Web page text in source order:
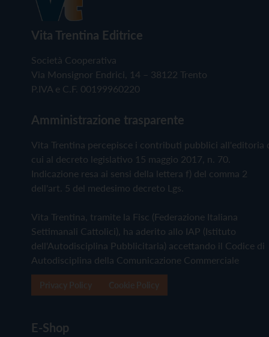
Vita Trentina Editrice
Società Cooperativa
Via Monsignor Endrici, 14 – 38122 Trento
P.IVA e C.F. 00199960220
Amministrazione trasparente
Vita Trentina percepisce i contributi pubblici all'editoria
cui al decreto legislativo 15 maggio 2017, n. 70.
Indicazione resa ai sensi della lettera f) del comma 2
dell'art. 5 del medesimo decreto Lgs.
Vita Trentina, tramite la Fisc (Federazione Italiana
Settimanali Cattolici), ha aderito allo IAP (Istituto
dell'Autodisciplina Pubblicitaria) accettando il Codice di
Autodisciplina della Comunicazione Commerciale
E-Shop